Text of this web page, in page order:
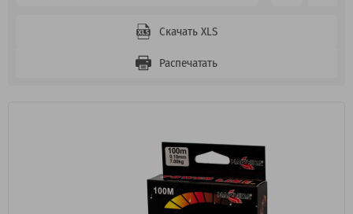
Скачать XLS
Распечатать